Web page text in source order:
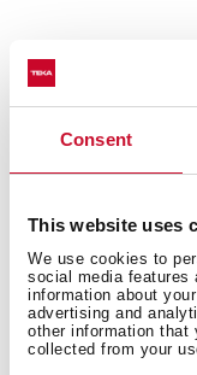
Consent
This website uses
We use cookies to
social media features
information about
advertising and
other information that
collected from your
Medidas
Medidas